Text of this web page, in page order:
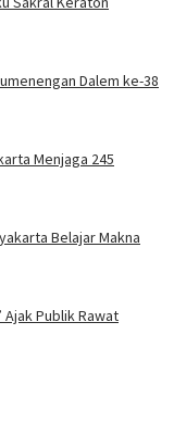
Dalem ke-38
Menjaga 245
Belajar Makna
Ajak Publik Rawat